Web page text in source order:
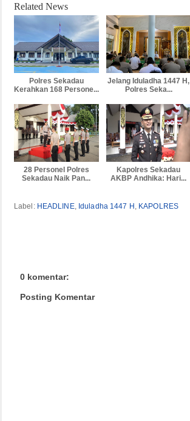
Related News
Polres Sekadau
Kerahkan 168 Persone...
Jelang Iduladha 1447 H,
Polres Seka...
28 Personel Polres
Sekadau Naik Pan...
Kapolres Sekadau
AKBP Andhika: Hari...
Label: HEADLINE, Iduladha 1447 H KAPOLRES
0 komentar:
Posting Komentar